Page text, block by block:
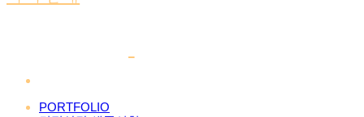
PORTFOLIO